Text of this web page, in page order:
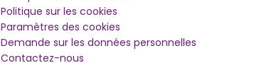
Politique sur les cookies
Paramètres des cookies
Demande sur les données personnelles
Contactez-nous